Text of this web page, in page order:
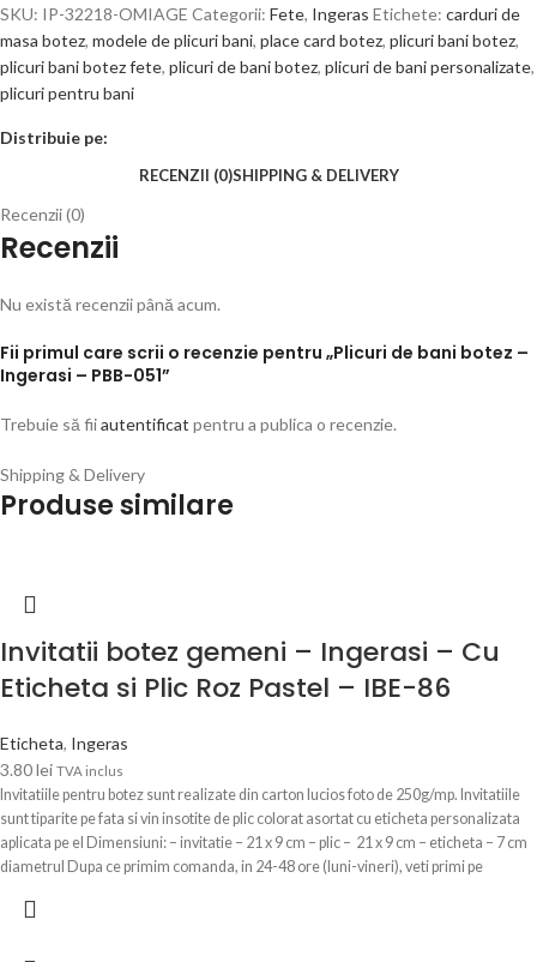
SKU: IP-32218-OMIAGE Categorii: Fete, Ingeras Etichete: carduri de
masa botez, modele de plicuri bani, place card botez, plicuri bani botez,
plicuri bani botez fete, plicuri de bani botez, plicuri de bani personalizate,
plicuri pentru bani
Distribuie pe:
RECENZII (0)SHIPPING & DELIVERY
Recenzii (0)
Recenzii
Nu există recenzii până acum.
Fii primul care scrii o recenzie pentru „Plicuri de bani botez –
Ingerasi – PBB-051”
Trebuie să fiiautentificat pentru a publica o recenzie.
Shipping & Delivery
Produse similare
Invitatii botez gemeni – Ingerasi – Cu
Eticheta si Plic Roz Pastel – IBE-86
Eticheta, Ingeras
3.80lei TVA inclus
Invitatiile pentru botez sunt realizate din carton lucios foto de 250g/mp. Invitatiile
sunt tiparite pe fata si vin insotite de plic colorat asortat cu eticheta personalizata
aplicata pe el Dimensiuni: – invitatie – 21 x 9 cm – plic – 21 x 9 cm – eticheta – 7 cm
diametrul Dupa ce primim comanda, in 24-48 ore (luni-vineri), veti primi pe
pentru a verifica si confirma datele.